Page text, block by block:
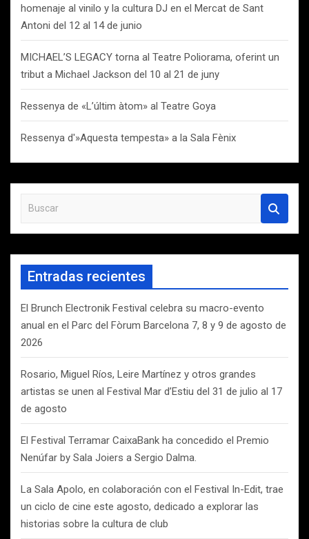
homenaje al vinilo y la cultura DJ en el Mercat de Sant
Antoni del 12 al 14 de junio
MICHAEL’S LEGACY torna al Teatre Poliorama, oferint un
tribut a Michael Jackson del 10 al 21 de juny
Ressenya de «L’últim àtom» al Teatre Goya
Ressenya d'»Aquesta tempesta» a la Sala Fènix
s
c
r
Entradas recientes
El Brunch Electronik Festival celebra su macro-evento
anual en el Parc del Fòrum Barcelona 7, 8 y 9 de agosto de
2026
Rosario, Miguel Ríos, Leire Martínez y otros grandes
artistas se unen al Festival Mar d’Estiu del 31 de julio al 17
de agosto
El Festival Terramar CaixaBank ha concedido el Premio
Nenúfar by Sala Joiers a Sergio Dalma.
La Sala Apolo, en colaboración con el Festival In-Edit, trae
un ciclo de cine este agosto, dedicado a explorar las
historias sobre la cultura de club